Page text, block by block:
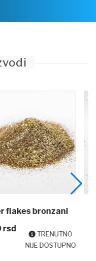
Gliter flakes duga
EPODEX
- 1.800,00